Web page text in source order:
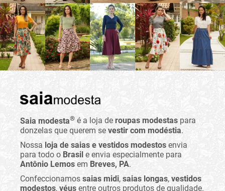
Saia modesta® é a loja de roupas modestas para
donzelas que querem se vestir com modéstia.
Nossa loja de saias e vestidos modestos envia
para todo o Brasil e envia especialmente para
Antônio Lemos em Breves, PA.
Confeccionamos saias midi, saias longas, vestidos
modestos, véus entre outros produtos de qualidade.